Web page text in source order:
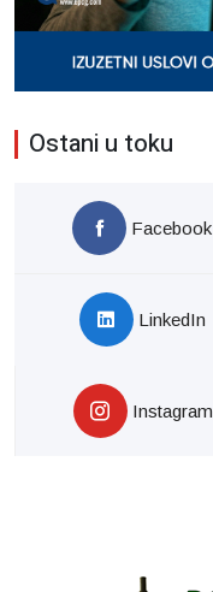
Ostani u toku
Facebook
LinkedIn
Instagram